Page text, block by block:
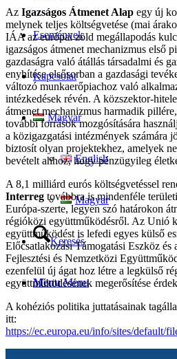
Események
Kapcsolat
Magyar
English
Magyar
Keresés
Menu Menu
Az Igazságos Átmenet Alap egy új
melynek teljes költségvetése (mai
IÁA az európai zöld megállapodás
igazságos átmenet mechanizmus első
gazdaságra való átállás társadalmi és
enyhítése elsősorban a gazdasági
változó munkaerőpiachoz való
intézkedések révén. A közszektor-
átmenet mechanizmus harmadik
további források mozgósítására
a közigazgatási intézmények számára
biztosít olyan projektekhez, amelyek
bevételt ahhoz, hogy pénzügyileg
A 8,1 milliárd eurós költségvetéssel
Interreg továbbra is mindenféle
Európa-szerte, legyen szó határokon
régióközi együttműködésről. Az Unió
együttműködést is lefedi egyes külső
Előcsatlakozási Támogatási Eszköz
Fejlesztési és Nemzetközi
ezenfelül új ágat hoz létre a legkülső
együttműködésének megerősítése
A kohéziós politika juttatásainak
itt:
https://ec.europa.eu/info/sites/default/